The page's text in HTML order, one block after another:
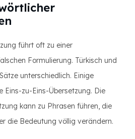
führt oft zu einer
Formulierung. Türkisch und
unterschiedlich. Einige
Eins-zu-Eins-Übersetzung. Die
kann zu Phrasen führen, die
die Bedeutung völlig verändern.